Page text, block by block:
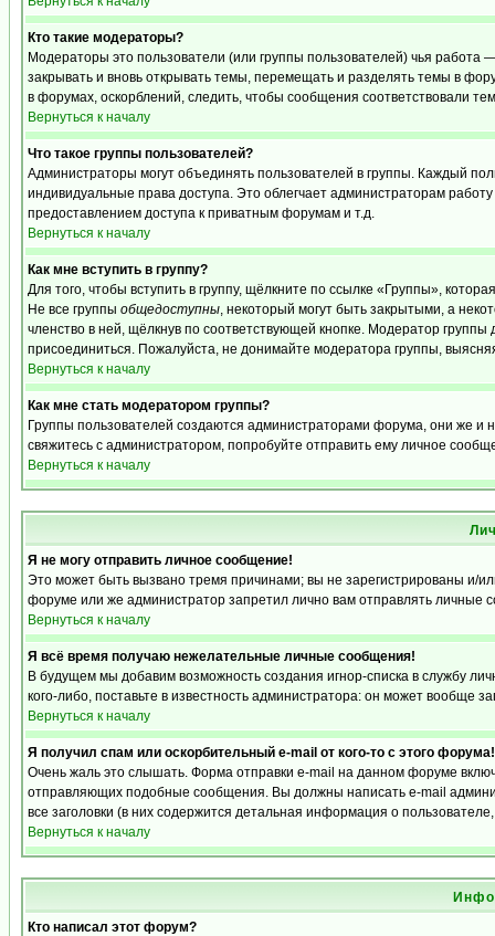
Кто такие модераторы?
Модераторы это пользователи (или группы пользователей) чья
закрывать и вновь открывать темы, перемещать и разделять темы в
в форумах, оскорблений, следить, чтобы сообщения соответствовали
Вернуться к началу
Что такое группы пользователей?
Администраторы могут объединять пользователей в группы. Каждый
индивидуальные права доступа. Это облегчает администраторам
предоставлением доступа к приватным форумам и т.д.
Вернуться к началу
Как мне вступить в группу?
Для того, чтобы вступить в группу, щёлкните по ссылке «Группы»,
Не все группы общедоступны, некоторый могут быть закрытыми, а
членство в ней, щёлкнув по соответствующей кнопке. Модератор
присоединиться. Пожалуйста, не донимайте модератора группы,
Вернуться к началу
Как мне стать модератором группы?
Группы пользователей создаются администраторами форума, они же и
свяжитесь с администратором, попробуйте отправить ему личное
Вернуться к началу
Я не могу отправить личное сообщение!
Это может быть вызвано тремя причинами; вы не зарегистрированы и/
форуме или же администратор запретил лично вам отправлять личные
Вернуться к началу
Я всё время получаю нежелательные личные сообщения!
В будущем мы добавим возможность создания игнор-списка в службу
кого-либо, поставьте в известность администратора: он может вообще
Вернуться к началу
Я получил спам или оскорбительный e-mail от кого-то с этого форума!
Очень жаль это слышать. Форма отправки e-mail на данном форуме
отправляющих подобные сообщения. Вы должны написать e-mail
все заголовки (в них содержится детальная информация о
Вернуться к началу
Кто написал этот форум?